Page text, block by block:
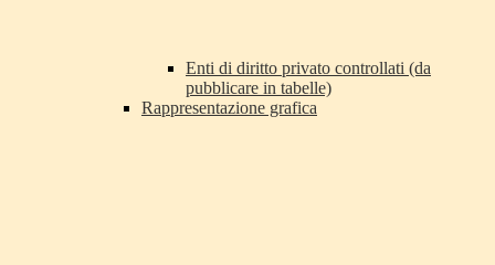
Enti di diritto privato controllati (da
pubblicare in tabelle)
Rappresentazione grafica